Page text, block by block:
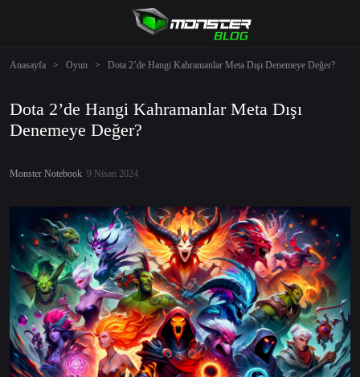
Anasayfa > Oyun > Dota 2’de Hangi Kahramanlar Meta Dışı Denemeye Değer?
Dota 2’de Hangi Kahramanlar Meta Dışı
Denemeye Değer?
Monster Notebook 9 Nisan 2024